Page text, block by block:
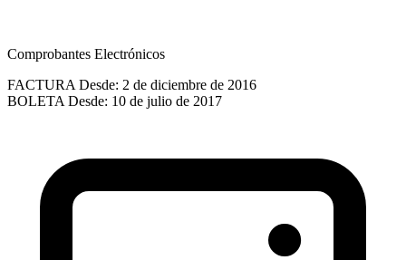
Comprobantes Electrónicos
FACTURA Desde: 2 de diciembre de 2016
BOLETA Desde: 10 de julio de 2017